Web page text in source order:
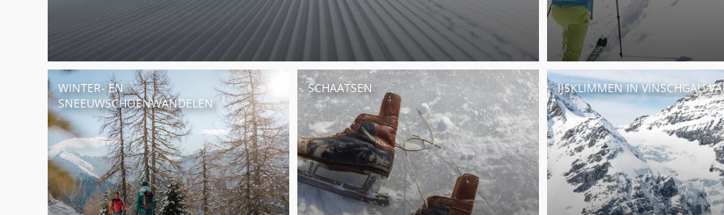
WINTER- EN
SNEEUWSCHOENWANDELEN
SCHAATSEN IJSKLIMMEN IN VINSCHGAU